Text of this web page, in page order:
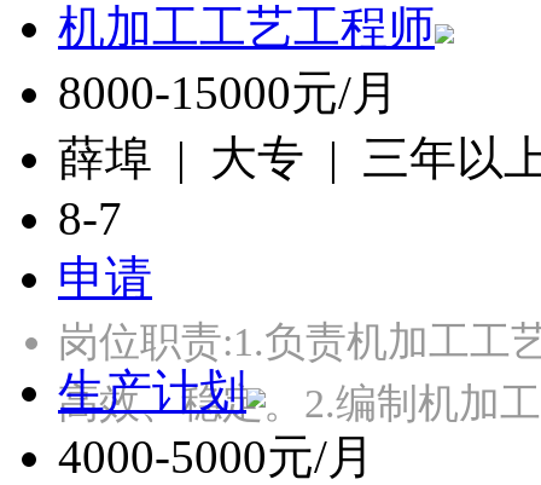
机加工工艺工程师
8000-15000元/月
薛埠 | 大专 | 三年以
8-7
申请
岗位职责:1.负责机加工工
高效、稳定。2.编制机加
生产计划
4000-5000元/月